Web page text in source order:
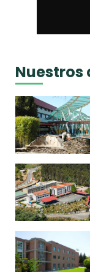
Nuestros